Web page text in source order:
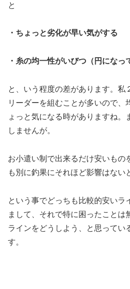
と
・ちょっと劣化が早い気がする
・糸の均一性がいびつ（円になっ
と、いう程度の差があります。私
リーダーを組むことが多いので、
ょっと気になる時がありますね。
しませんが。
お小遣い制で出来るだけ安いもの
も別に釣果にそれほど影響はない
という事でどっちも比較的安いラ
まして、それで特に困ったことは
ラインをどうしよう、と思ってい
す。